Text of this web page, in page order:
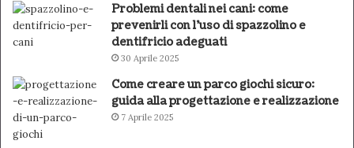
Problemi dentali nei cani: come
prevenirli con l’uso di spazzolino e
dentifricio adeguati
30 Aprile 2025
Come creare un parco giochi sicuro:
guida alla progettazione e realizzazione
7 Aprile 2025